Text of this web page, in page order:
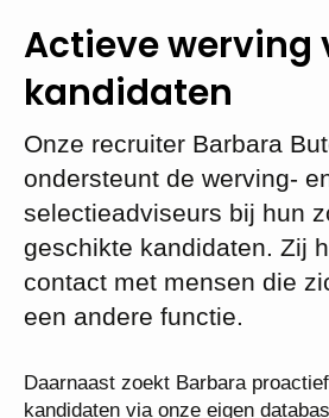
Actieve werving
kandidaten
Onze recruiter Barbara
ondersteunt de werving-
selectieadviseurs bij hun
geschikte kandidaten. Zij
contact met mensen die
een andere functie.
Daarnaast zoekt Barbara
kandidaten via onze eigen